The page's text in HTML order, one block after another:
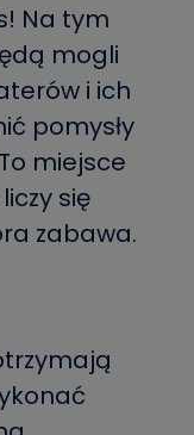
Na tym
mogli
i ich
pomysły
miejsce
się
zabawa.